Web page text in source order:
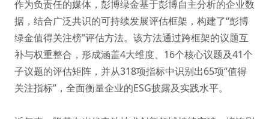
作为负责任的媒体，彭博绿金基于彭博自主分析的企业数
据，结合广泛共识的可持续发展评估框架，构建了“彭博
绿金值得关注榜”评估方法。该方法通过跨框架的议题互
补与权重整合，形成涵盖4大维度、16个核心议题及41个
子议题的评估矩阵，并从318项指标中识别出65项“值得
关注指标”，全面衡量企业的ESG披露及实践水平。